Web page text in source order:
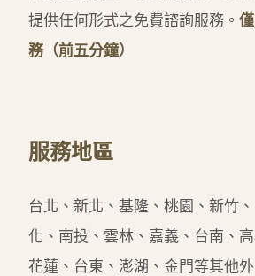
提供任何形式之免費諮詢服務。
務（前五分鐘）
服務地區
台北、新北、基隆、桃園、新竹
化、南投、雲林、嘉義、台南、
花蓮、台東、澎湖、金門等其他